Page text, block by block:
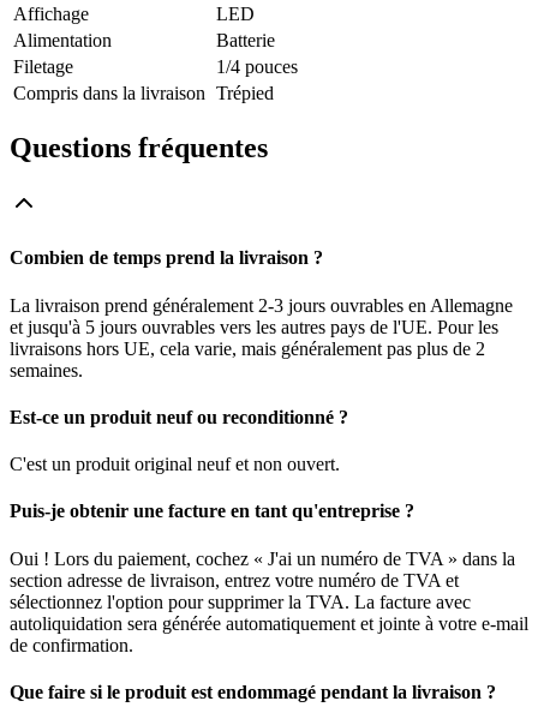
Affichage
LED
Alimentation
Batterie
Filetage
1/4 pouces
Compris dans la livraison Trépied
Questions fréquentes
Combien de temps prend la livraison ?
La livraison prend généralement 2-3 jours ouvrables en Allemagne
et jusqu'à 5 jours ouvrables vers les autres pays de l'UE. Pour les
livraisons hors UE, cela varie, mais généralement pas plus de 2
semaines.
Est-ce un produit neuf ou reconditionné ?
C'est un produit original neuf et non ouvert.
Puis-je obtenir une facture en tant qu'entreprise ?
Oui ! Lors du paiement, cochez « J'ai un numéro de TVA » dans la
section adresse de livraison, entrez votre numéro de TVA et
sélectionnez l'option pour supprimer la TVA. La facture avec
autoliquidation sera générée automatiquement et jointe à votre e-mail
de confirmation.
Que faire si le produit est endommagé pendant la livraison ?